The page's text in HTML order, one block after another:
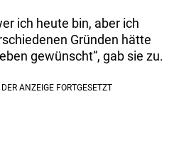
ich heute bin, aber ich
Gründen hätte
gewünscht“, gab sie zu.